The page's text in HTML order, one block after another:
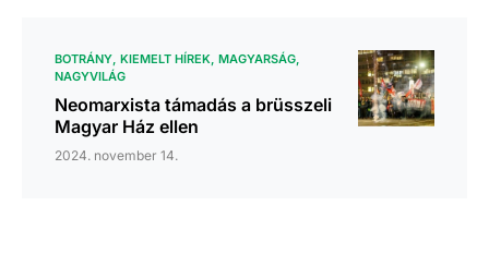
BOTRÁNY KIEMELT HÍREK MAGYARSÁG
NAGYVILÁG
Neomarxista támadás a brüsszeli
Magyar Ház ellen
2024. november 14.